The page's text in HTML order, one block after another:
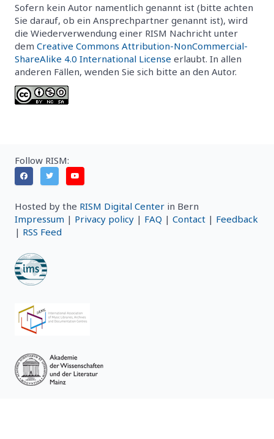
Sofern kein Autor namentlich genannt ist (bitte achten
Sie darauf, ob ein Ansprechpartner genannt ist), wird
die Wiederverwendung einer RISM Nachricht unter
dem Creative Commons Attribution-NonCommercial-
ShareAlike 4.0 International License erlaubt. In allen
anderen Fällen, wenden Sie sich bitte an den Autor.
Follow RISM:
Hosted by the RISM Digital Center in Bern
Impressum | Privacy policy | FAQ | Contact | Feedback
| RSS Feed